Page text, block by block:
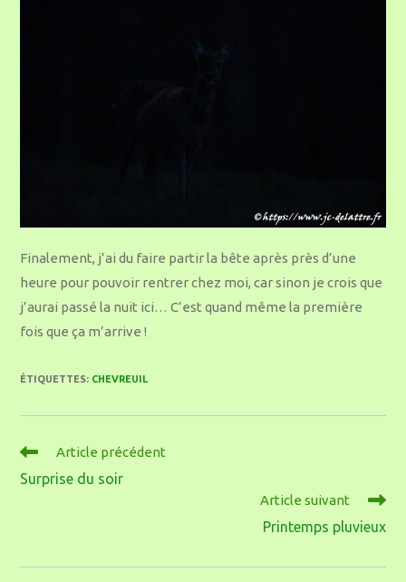
Finalement, j’ai du faire partir la bête après près d’une
heure pour pouvoir rentrer chez moi, car sinon je crois que
j’aurai passé la nuit ici… C’est quand même la première
fois que ça m’arrive !
ÉTIQUETTES: CHEVREUIL
Article précédent
Surprise du soir
Article suivant
Printemps pluvieux